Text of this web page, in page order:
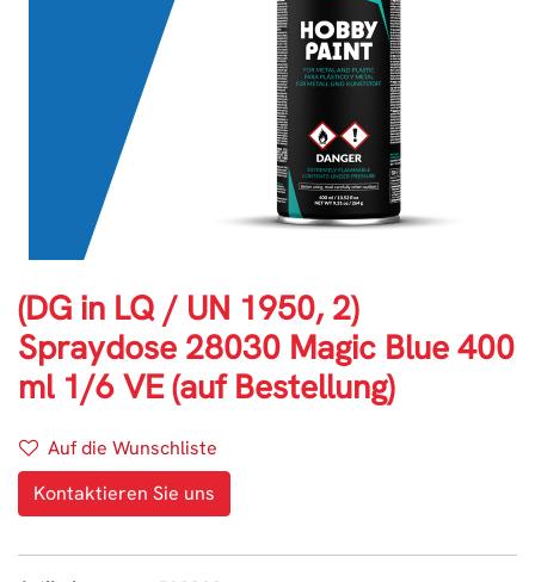
(DG in LQ / UN 1950, 2)
Spraydose 28030 Magic Blue 400
ml 1/6 VE (auf Bestellung)
Auf die Wunschliste
Kontaktieren Sie uns